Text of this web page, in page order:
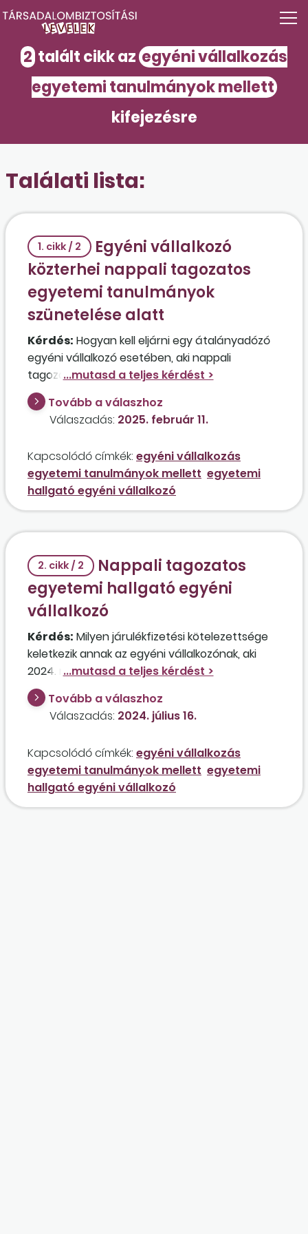
2 talált cikk az egyéni vállalkozás
egyetemi tanulmányok mellett
kifejezésre
Találati lista:
1. cikk / 2
Egyéni vállalkozó
közterhei nappali tagozatos
egyetemi tanulmányok
szünetelése alatt
Kérdés: Hogyan kell eljárni egy átalányadózó
egyéni vállalkozó esetében, aki nappali
tagozatos egyetemi hallgatói státuszára
tekintettel mentesül a minimumjárulék-fizetési
kötelezettség alól, de most a tanulmányait
halasztja, passzív féléve lesz? Maradhat
vállalkozásában? Az egyetem a passziválásról
az alábbi tájékoztatást adja: „A NEAK
szabályozása szerint a hallgató jogviszonya
kezdetétől a diákigazolványra való
jogosultságának megszűnéséig – a hallgatói
társadalombiztosításra, így az a passzív félév
alatt is biztosított a számára. A jogviszony
szüneteltetése alatt tehát a
társadalombiztosításra jogosult a hallgató, de
diákigazolványra nem.”
Tovább a válaszhoz
Válaszadás: 2025. február 11.
Kapcsolódó címkék: egyéni vállalkozás
egyetemi tanulmányok mellett egyetemi
hallgató egyéni vállalkozó
2. cikk / 2
Nappali tagozatos
egyetemi hallgató egyéni
vállalkozó
Kérdés: Milyen járulékfizetési kötelezettsége
keletkezik annak az egyéni vállalkozónak, aki
2024. március 31-ig átalányadózóként
folytatott tevékenységet, de megszüntette
egyéni vállalkozását, amelyet 2024.
szeptember 1-jétől újra el szeretne indítani? A
felsőfokú tanulmányait nappali tagozatos
egyetemi hallgatóként.
Tovább a válaszhoz
Válaszadás: 2024. július 16.
Kapcsolódó címkék: egyéni vállalkozás
egyetemi tanulmányok mellett egyetemi
hallgató egyéni vállalkozó